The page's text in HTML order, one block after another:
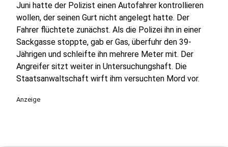
Juni hatte der Polizist einen Autofahrer kontrollieren
wollen, der seinen Gurt nicht angelegt hatte. Der
Fahrer flüchtete zunächst. Als die Polizei ihn in einer
Sackgasse stoppte, gab er Gas, überfuhr den 39-
Jährigen und schleifte ihn mehrere Meter mit. Der
Angreifer sitzt weiter in Untersuchungshaft. Die
Staatsanwaltschaft wirft ihm versuchten Mord vor.
Anzeige